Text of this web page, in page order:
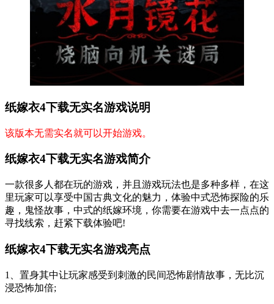
纸嫁衣4下载无实名游戏说明
该版本无需实名就可以开始游戏。
纸嫁衣4下载无实名游戏简介
一款很多人都在玩的游戏，并且游戏玩法也是多种多样，在这
里玩家可以享受中国古典文化的魅力，体验中式恐怖探险的乐
趣，鬼怪故事，中式的纸嫁环境，你需要在游戏中去一点点的
寻找线索，赶紧下载体验吧!
纸嫁衣4下载无实名游戏亮点
1、置身其中让玩家感受到刺激的民间恐怖剧情故事，无比沉
浸恐怖加倍;